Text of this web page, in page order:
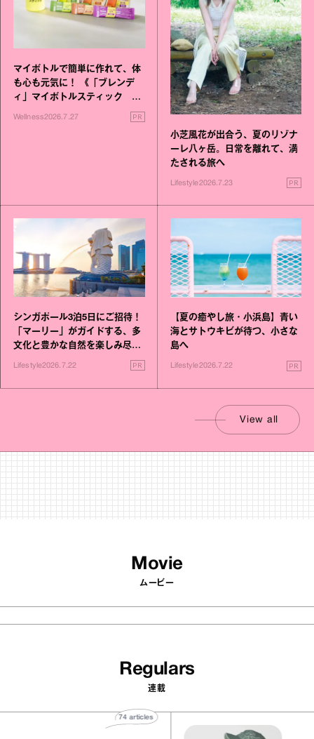
マイボトルで簡単に作れて、体
も心も元気に！ 《「ブレンデ
ィ」マイボトルスティック い
いこと毎日》シリーズが誕生
Wellness2026.7.27 PR
小芝風花が出合う、夏のリゾナ
ーレ八ヶ岳。日常を離れて、満
たされる旅へ
Lifestyle2026.7.23 PR
シンガポール3泊5日にご招待！
「マーリー」がガイドする、多
文化と豊かな自然を楽しみ尽く
Lifestyle2026.7.22 PR
【夏の癒やし旅・小浜島】青い
海とサトウキビが待つ、小さな
島へ
Lifestyle2026.7.22 PR
View all
Movie
ムービー
Regulars
連載
74